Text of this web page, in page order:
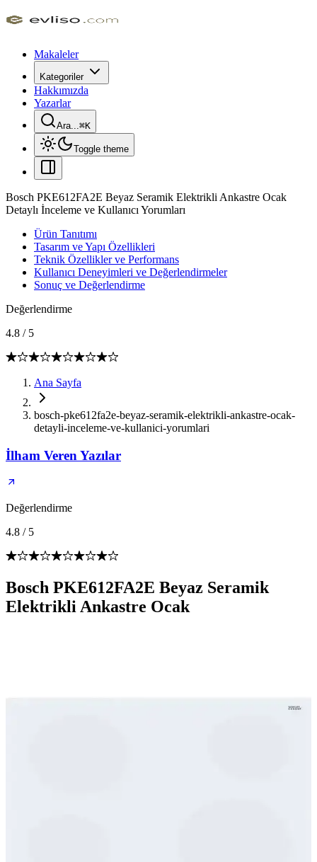
Makaleler
Kategoriler
Hakkımızda
Yazarlar
Ara...⌘K
Toggle theme
Bosch PKE612FA2E Beyaz Seramik Elektrikli Ankastre Ocak
Detaylı İnceleme ve Kullanıcı Yorumları
Ürün Tanıtımı
Tasarım ve Yapı Özellikleri
Teknik Özellikler ve Performans
Kullanıcı Deneyimleri ve Değerlendirmeler
Sonuç ve Değerlendirme
Değerlendirme
4.8 / 5
Ana Sayfa
bosch-pke612fa2e-beyaz-seramik-elektrikli-ankastre-ocak-
detayli-inceleme-ve-kullanici-yorumlari
İlham Veren Yazılar
Değerlendirme
4.8 / 5
Bosch PKE612FA2E Beyaz Seramik
Elektrikli Ankastre Ocak